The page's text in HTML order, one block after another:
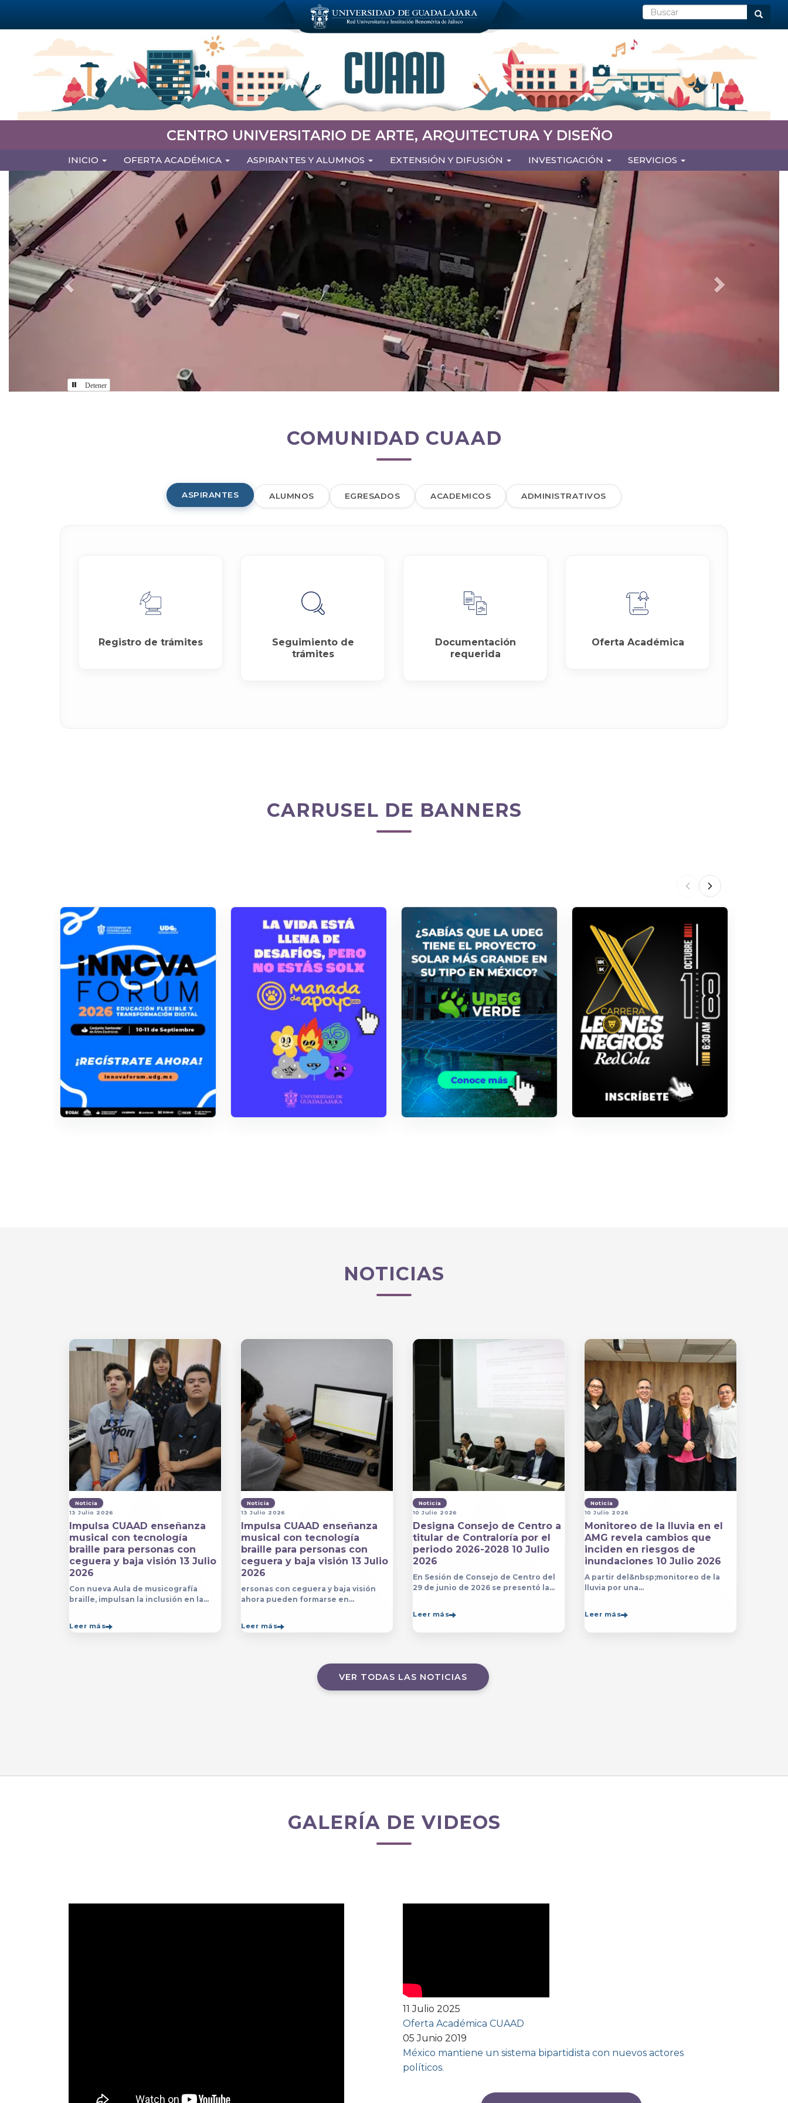
principal
Buscar Buscar
CENTRO UNIVERSITARIO DE ARTE, ARQUITECTURA Y DISEÑO
MAIN
NAVIGATION
INICIO OFERTA ACADÉMICA ASPIRANTES Y ALUMNOS EXTENSIÓN Y DIFUSIÓN INVESTIGACIÓN SERVICIOS
Previous Next
Detener
COMUNIDAD CUAAD
ASPIRANTES ALUMNOS EGRESADOS ACADEMICOS ADMINISTRATIVOS
Registro de trámites
Seguimiento de
trámites
Documentación
requerida
Oferta Académica
CARRUSEL DE BANNERS
NOTICIAS
Noticia
13 Julio 2026
Impulsa CUAAD enseñanza
musical con tecnología
braille para personas con
ceguera y baja visión 13 Julio
2026
Con nueva Aula de musicografía
braille, impulsan la inclusión en la
visual se formen con mayor
Leer más
Noticia
13 Julio 2026
Impulsa CUAAD enseñanza
musical con tecnología
braille para personas con
ceguera y baja visión 13 Julio
2026
ersonas con ceguera y baja visión
ahora pueden formarse en
imparten en el&nbsp;
Leer más
Noticia
10 Julio 2026
Designa Consejo de Centro a
titular de Contraloría por el
periodo 2026-2028 10 Julio
2026
En Sesión de Consejo de Centro del
29 de junio de 2026 se presentó la
Contraloría del Centro Universitario
Leer más
Noticia
10 Julio 2026
Monitoreo de la lluvia en el
AMG revela cambios que
inciden en riesgos de
inundaciones 10 Julio 2026
A partir del&nbsp;monitoreo de la
lluvia por una
(UdeG)&nbsp;han constatado que la
Leer más
VER TODAS LAS NOTICIAS
GALERÍA DE VIDEOS
11 Julio 2025
Oferta Académica CUAAD
05 Junio 2019
México mantiene un sistema bipartidista con nuevos actores
políticos.